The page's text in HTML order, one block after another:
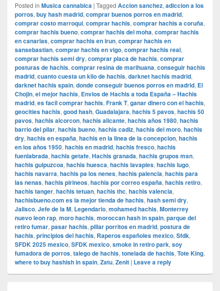
Posted in Musica cannabica | Tagged Accion sanchez, adiccion a los
porros, buy hash madrid, comprar buenos porros en madrid,
comprar costo marroqui, comprar hachis, comprar hachis a coruña,
comprar hachis bueno, comprar hachis del moha, comprar hachis
en canarias, comprar hachis en irun, comprar hachis en
sansebastian, comprar hachis en vigo, comprar hachis real,
comprar hachis semi dry, comprar placa de hachis, comprar
posturas de hachis, comprar resina de marihuana, conseguir hachis
madrid, cuanto cuesta un kilo de hachis, darknet hachis madrid,
darknet hachis spain, donde conseguir buenos porros en madrid, El
Chojin, el mejor hachis, Envios de Hachis a toda España – Hachis
madrid, es facil comprar hachis, Frank T, ganar dinero con el hachis,
geocities hachis, good hash, Guadalajara, hachis 5 pavos, hachis 50
pavos, hachis alcorcon, hachis alicante, hachis años 1980, hachis
barrio del pilar, hachis bueno, hachis cadiz, hachis del moro, hachis
dry, hachis en españa, hachis en la linea de la concepcion, hachis
en los años 1950, hachis en madrid, hachis fresco, hachis
fuenlabrada, hachis getafe, Hachis granada, hachis grupos msn,
hachis guipuzcoa, hachis huesca, hachis lavapies, hachis lugo,
hachis navarra, hachis pa los nenes, hachis palencia, hachis para
las nenas, hachis pirineos, hachis por correo españa, hachis retiro,
hachis tanger, hachis tetuan, hachis thc, hachis valencia,
hachisbueno.com es la mejor tienda de hachis, hash semi dry,
Jalisco, Jefe de la M, Legendario, mohamed hachis, Monterrey
nuevo leon rap, moro hachis, moroccan hash in spain, parque del
retiro fumar, pasar hachis, pillar porritos en madrid, postura de
hachis, principios del hachis, Raperos españoles mexico, Sfdk,
SFDK 2025 mexico, SFDK mexico, smoke in retiro park, soy
fumadora de porros, talego de hachis, tonelada de hachis, Tote King,
where to buy hashish in spain, Zatu, Zenit | Leave a reply